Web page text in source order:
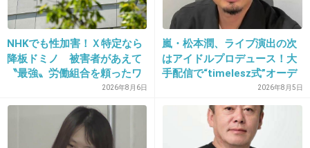
+21 -5
20. 匿名2012/11/21(水) 14:13:46
NHKでも性加害！Ｘ特定なら
降板ドミノ 被害者があえて
〝最強〟労働組合を頼ったワ
2026年8月6日
嵐・松本潤、ライブ演出の次
はアイドルプロデュース！大
手配信で“timelesz式”オーデ
ィション番組が進行中か2026年8月5日